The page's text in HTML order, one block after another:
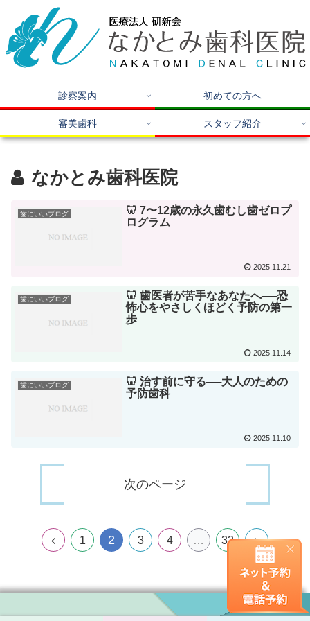
診察案内 初めての方へ
審美歯科 スタッフ紹介
なかとみ歯科医院
歯にいいブログ
🦷 7〜12歳の永久歯むし歯ゼロプ
ログラム
2025.11.21
歯にいいブログ
🦷 歯医者が苦手なあなたへ──恐
怖心をやさしくほどく予防の第一
歩
2025.11.14
歯にいいブログ
🦷 治す前に守る──大人のための
予防歯科
2025.11.10
次のページ
1 2 3 4 … 32